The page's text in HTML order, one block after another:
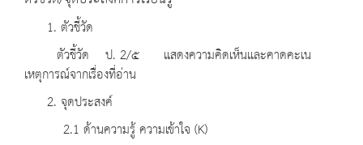
1. ตัวชี้วัด
ตัวชี้วัด ป. 2/๕ แสดงความคิดเห็นและคาดคะเน
เหตุการณ์จากเรื่องที่อ่าน
2. จุดประสงค์
2.1 ด้านความรู้ ความเข้าใจ (K)